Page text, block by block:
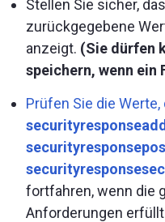
Stellen Sie sicher,
zurückgegebene
anzeigt. (Sie dürfen
speichern, wenn
Prüfen Sie die Werte,
fortfahren, wenn die
Anforderungen